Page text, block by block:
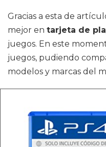
Gracias a esta de
mejor en tarjeta de
juegos. En este
juegos, pudiendo
modelos y marcas del